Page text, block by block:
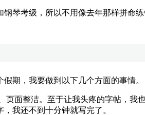
考级，所以不用像去年那样拼命练
期，我要做到以下几个方面的事情。
整洁。至于让我头疼的字帖，我
我还不到十分钟就写完了。